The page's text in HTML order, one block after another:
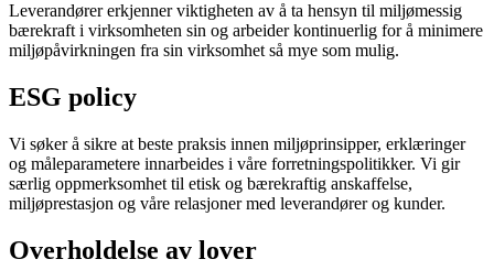
Leverandører erkjenner viktigheten av å ta hensyn til miljømessig
bærekraft i virksomheten sin og arbeider kontinuerlig for å minimere
miljøpåvirkningen fra sin virksomhet så mye som mulig.
ESG policy
Vi søker å sikre at beste praksis innen miljøprinsipper, erklæringer
og måleparametere innarbeides i våre forretningspolitikker. Vi gir
særlig oppmerksomhet til etisk og bærekraftig anskaffelse,
miljøprestasjon og våre relasjoner med leverandører og kunder.
Overholdelse av lover